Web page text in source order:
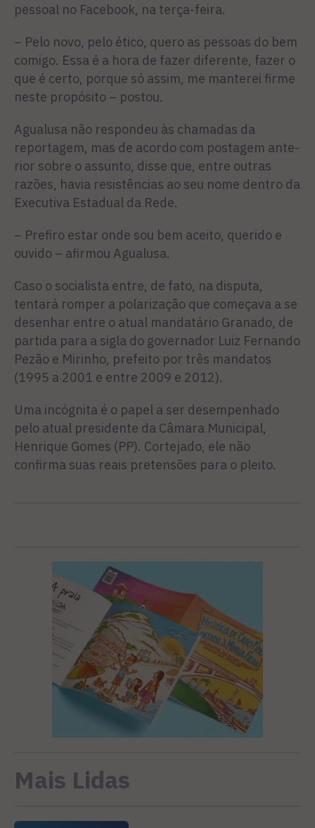
pes­soal no Facebook, na terça-feira.
– Pelo novo, pelo ético, quero as pessoas do bem
comigo. Essa é a hora de fazer diferente, fazer o
que é certo, porque só assim, me manterei firme
neste propó­sito – postou.
Agualusa não respondeu às chamadas da
reportagem, mas de acordo com postagem ante­
rior sobre o assunto, disse que, entre outras
razões, havia resis­tências ao seu nome dentro da
Executiva Estadual da Rede.
– Prefiro estar onde sou bem aceito, querido e
ouvido – afir­mou Agualusa.
Caso o socialista entre, de fato, na disputa,
tentará romper a polarização que começava a se
desenhar entre o atual man­datário Granado, de
partida para a sigla do governador Luiz Fer­nando
Pezão e Mirinho, prefeito por três mandatos
(1995 a 2001 e entre 2009 e 2012).
Uma incógnita é o papel a ser desempenhado
pelo atual pre­sidente da Câmara Municipal,
Henrique Gomes (PP). Corteja­do, ele não
confirma suas reais pretensões para o pleito.
Mais Lidas